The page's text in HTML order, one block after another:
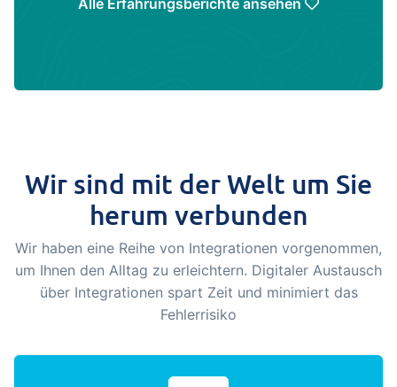
Alle Erfahrungsberichte ansehen
Wir sind mit der Welt um Sie
herum verbunden
Wir haben eine Reihe von Integrationen vorgenommen,
um Ihnen den Alltag zu erleichtern. Digitaler Austausch
über Integrationen spart Zeit und minimiert das
Fehlerrisiko